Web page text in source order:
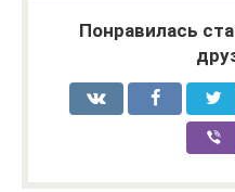
Понравилась